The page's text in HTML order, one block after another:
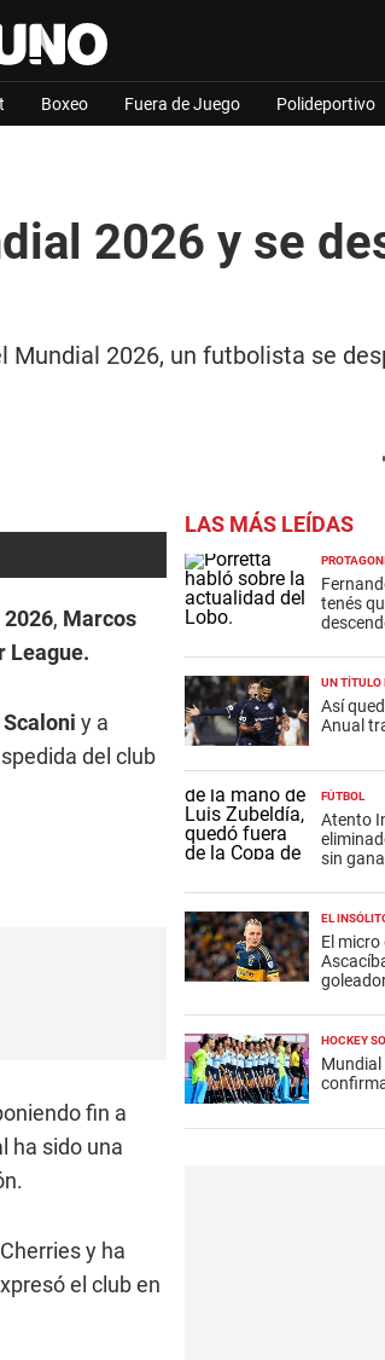
Boxeo Fuera de Juego Polideportivo
2026 y se
2026, un futbolista se
, Marcos
League.
y a
del club
fin a
ha sido una
y ha
el club en
LAS MÁS LEÍDAS
tenés
UN TÍTULO
Así
Anual
FÚTBOL
Atento
sin
EL
El
HOCKEY
Mundial